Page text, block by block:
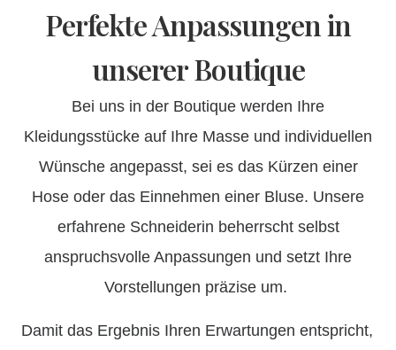
Perfekte Anpassungen in
unserer Boutique
Bei uns in der Boutique werden Ihre
Kleidungsstücke auf Ihre Masse und individuellen
Wünsche angepasst, sei es das Kürzen einer
Hose oder das Einnehmen einer Bluse. Unsere
erfahrene Schneiderin beherrscht selbst
anspruchsvolle Anpassungen und setzt Ihre
Vorstellungen präzise um.
Damit das Ergebnis Ihren Erwartungen entspricht,